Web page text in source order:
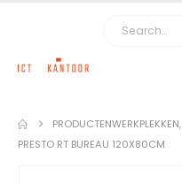
PRODUCTENWERKPLEKKEN,
PRESTO RT BUREAU 120X80CM